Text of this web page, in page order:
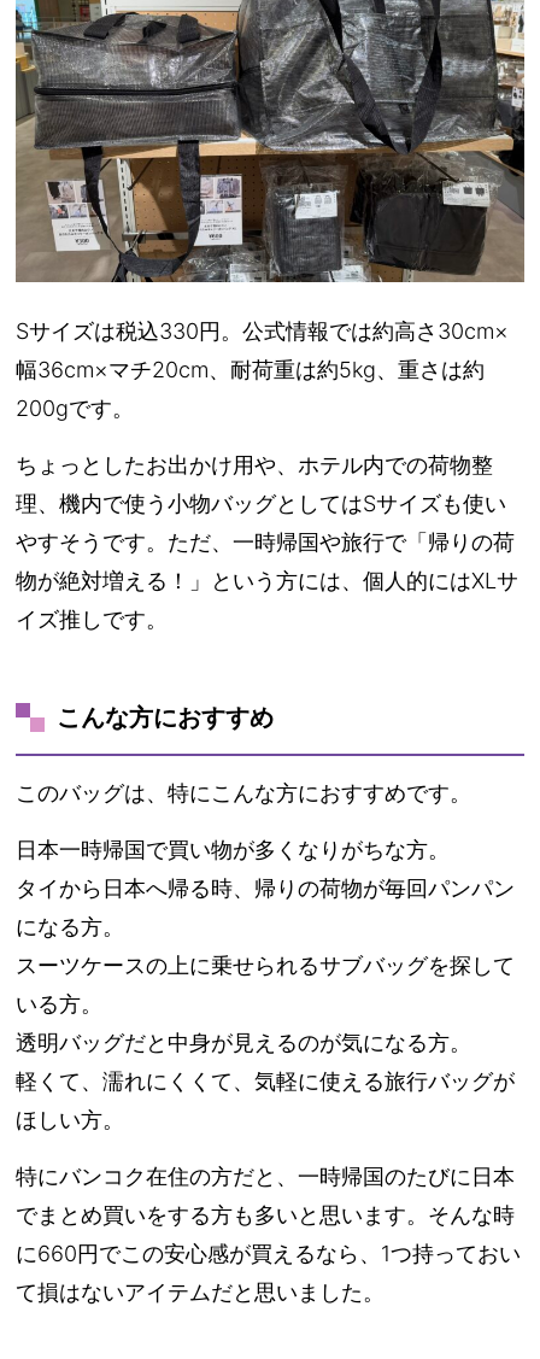
Sサイズは税込330円。公式情報では約高さ30cm×
幅36cm×マチ20cm、耐荷重は約5kg、重さは約
200gです。
ちょっとしたお出かけ用や、ホテル内での荷物整
理、機内で使う小物バッグとしてはSサイズも使い
やすそうです。ただ、一時帰国や旅行で「帰りの荷
物が絶対増える！」という方には、個人的にはXLサ
イズ推しです。
こんな方におすすめ
このバッグは、特にこんな方におすすめです。
日本一時帰国で買い物が多くなりがちな方。
タイから日本へ帰る時、帰りの荷物が毎回パンパン
になる方。
スーツケースの上に乗せられるサブバッグを探して
いる方。
透明バッグだと中身が見えるのが気になる方。
軽くて、濡れにくくて、気軽に使える旅行バッグが
ほしい方。
特にバンコク在住の方だと、一時帰国のたびに日本
でまとめ買いをする方も多いと思います。そんな時
に660円でこの安心感が買えるなら、1つ持っておい
て損はないアイテムだと思いました。